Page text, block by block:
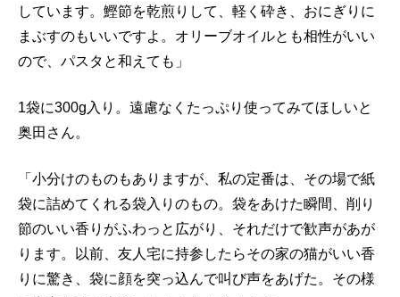
しています。鰹節を乾煎りして、軽く砕き、おにぎりに
まぶすのもいいですよ。オリーブオイルとも相性がいい
ので、パスタと和えても」
1袋に300g入り。遠慮なくたっぷり使ってみてほしいと
奥田さん。
「小分けのものもありますが、私の定番は、その場で紙
袋に詰めてくれる袋入りのもの。袋をあけた瞬間、削り
節のいい香りがふわっと広がり、それだけで歓声があが
ります。以前、友人宅に持参したらその家の猫がいい香
りに驚き、袋に顔を突っ込んで叫び声をあげた。その様